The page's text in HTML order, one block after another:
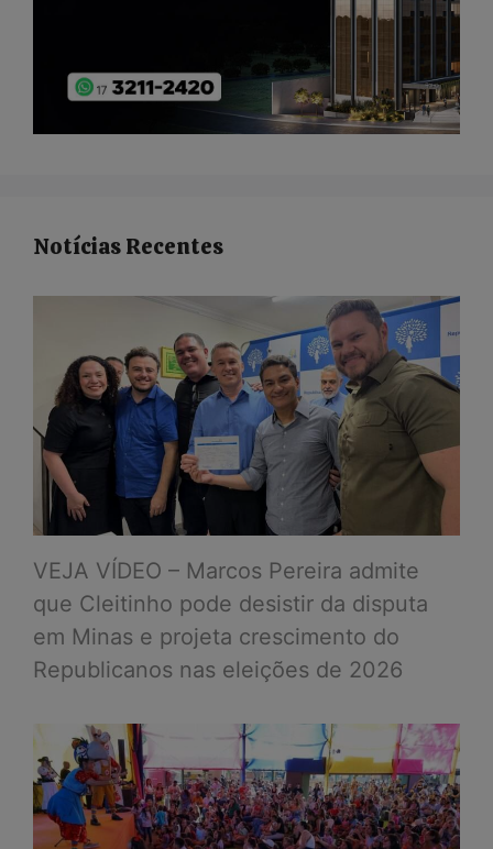
Notícias Recentes
VEJA VÍDEO – Marcos Pereira admite
que Cleitinho pode desistir da disputa
em Minas e projeta crescimento do
Republicanos nas eleições de 2026